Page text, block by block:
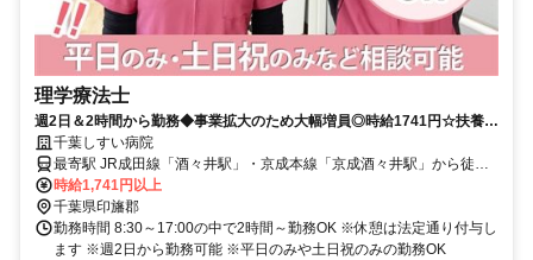
理学療法士
週2日＆2時間から勤務◆事業拡大のため大幅増員◎時給1741円☆扶養内
勤務OK！平日のみ・土日祝のみなど相談可能★【印旛郡、病院、酒々井
駅・京成酒々井駅、理学療法士、日勤パート】
千葉しすい病院
最寄駅 JR成田線「酒々井駅」・京成本線「京成酒々井駅」から徒歩
約10分
時給1,741円以上
千葉県印旛郡
勤務時間 8:30～17:00の中で2時間～勤務OK ※休憩は法定通り付与し
ます ※週2日から勤務可能 ※平日のみや土日祝のみの勤務OK